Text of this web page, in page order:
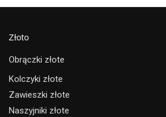
Złoto
Obrączki złote
Kolczyki złote
Zawieszki złote
Naszyjniki złote